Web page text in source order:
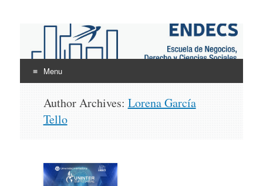
ENDECS
Escuela de Negocios Derecho y Ciencias Sociales
Menu
content
Author Archives: Lorena García
Tello